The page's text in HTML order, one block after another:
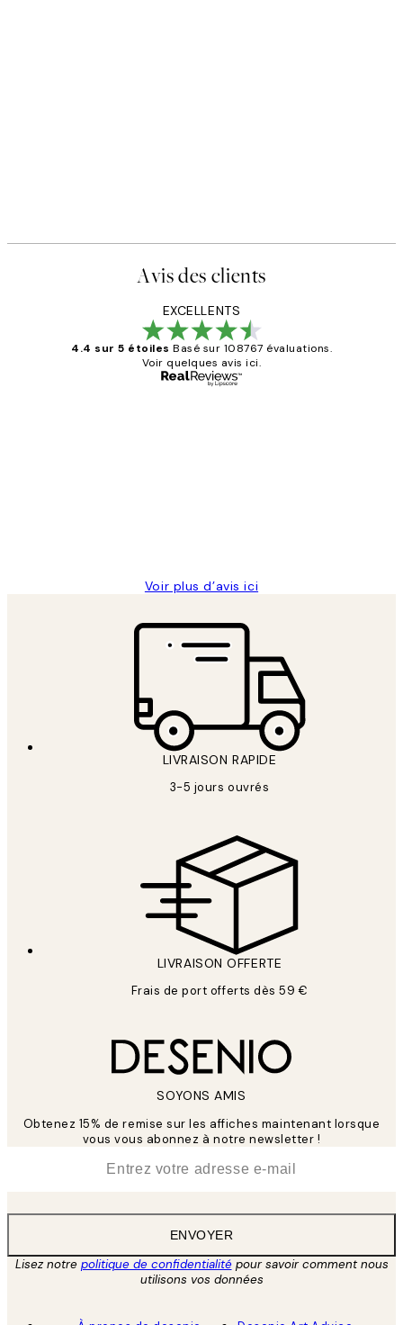
Avis des clients
EXCELLENTS
4.4 sur 5 étoiles Basé sur 108767 évaluations.
Voir quelques avis ici.
Voir plus d’avis ici
LIVRAISON RAPIDE
3-5 jours ouvrés
LIVRAISON OFFERTE
Frais de port offerts dès 59 €
SOYONS AMIS
Obtenez 15% de remise sur les affiches maintenant lorsque
vous vous abonnez à notre newsletter !
ENVOYER
Lisez notre politique de confidentialitépour savoir comment nous
utilisons vos données